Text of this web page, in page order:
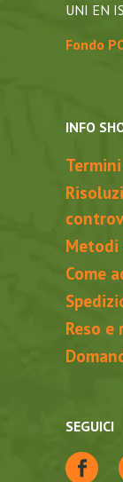
UNI EN
Fondo
INFO
Metodi
Come
Reso e
SEGUICI